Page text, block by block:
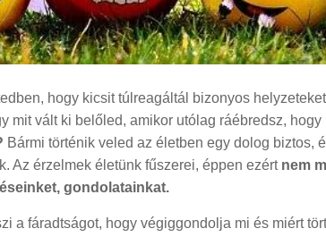
hogy kicsit túlreagáltál bizonyos
mit vált ki belőled, amikor utólag ráébredsz, hogy
Bármi történik veled az életben egy dolog biztos,
Az érzelmek életünk fűszerei, éppen ezért nem
gondolatainkat.
a fáradtságot, hogy végiggondolja mi és miért